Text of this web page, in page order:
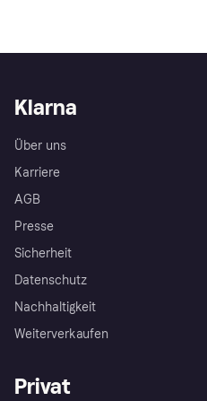
Klarna
Über uns
Karriere
AGB
Presse
Sicherheit
Datenschutz
Nachhaltigkeit
Weiterverkaufen
Privat